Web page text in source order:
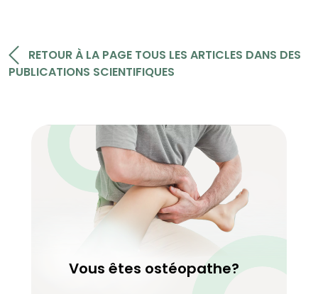
RETOUR À LA PAGE TOUS LES ARTICLES DANS DES
PUBLICATIONS SCIENTIFIQUES
Vous êtes ostéopathe?